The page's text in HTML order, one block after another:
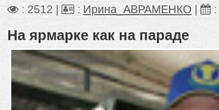
: 2512 | :Ирина_АВРАМЕНКО | :
На ярмарке как на параде